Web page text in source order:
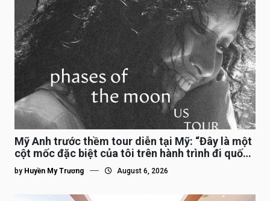
Mỹ Anh trước thềm tour diễn tại Mỹ: “Đây là một
cột mốc đặc biệt của tôi trên hành trình đi quốc
tế”
by Huyền My Trương August 6, 2026